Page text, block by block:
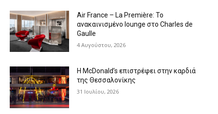
Air France – La Première: Το
ανακαινισμένο lounge στο Charles de
Gaulle
4 Αυγούστου, 2026
Η McDonald’s επιστρέφει στην καρδιά
της Θεσσαλονίκης
31 Ιουλίου, 2026